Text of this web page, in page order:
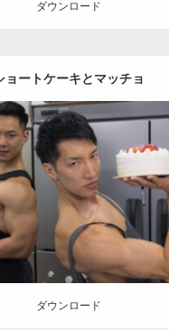
ダウンロード
ョートケーキとマッチョ
Update:2023.02.11
ケーキ屋さんのマッチョ オ
の人
AKIHITO(細マッチョ)
胸筋)
上腕三頭筋 肩 和白 (
岡)
ード
ダウンロード